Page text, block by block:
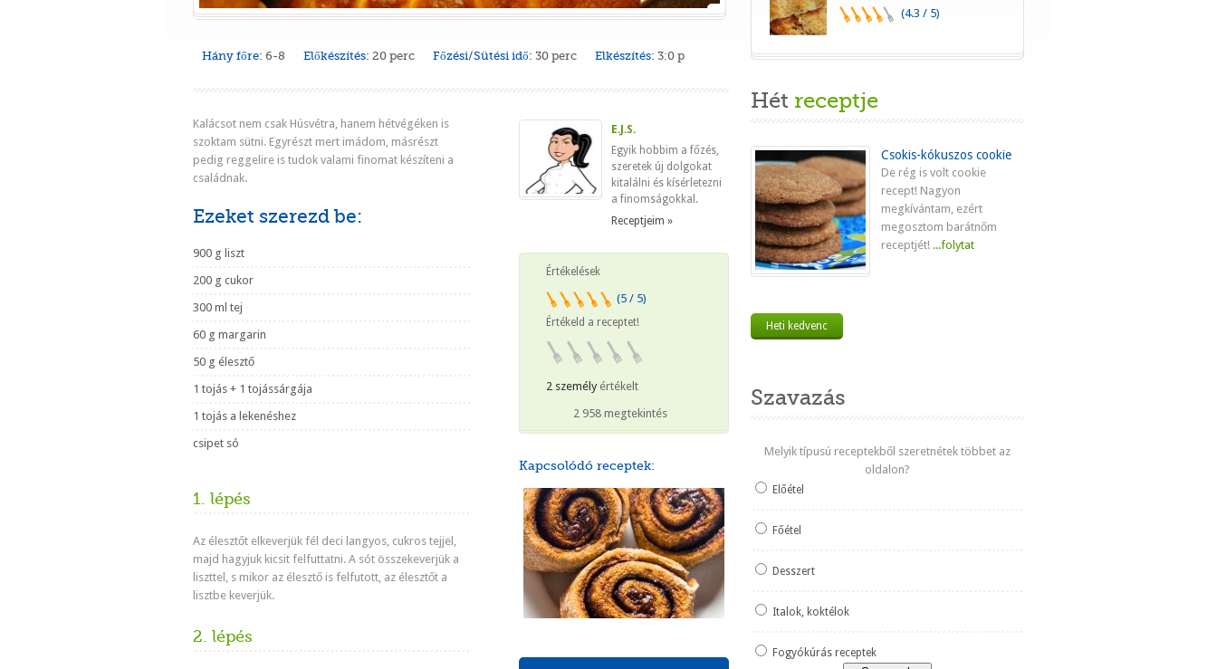
Hány főre: 6-8 Előkészítés: 20 perc Főzési/Sütési idő: 30 perc Elkészítés: 3:0 p
Kalácsot nem csak Húsvétra, hanem hétvégéken is
szoktam sütni. Egyrészt mert imádom, másrészt
pedig reggelire is tudok valami finomat készíteni a
családnak.
Ezeket szerezd be:
900 g liszt
200 g cukor
300 ml tej
60 g margarin
50 g élesztő
1 tojás + 1 tojássárgája
1 tojás a lekenéshez
csipet só
1. lépés
Az élesztőt elkeverjük fél deci langyos, cukros tejjel,
majd hagyjuk kicsit felfuttatni. A sót összekeverjük a
liszttel, s mikor az élesztő is felfutott, az élesztőt a
lisztbe keverjük.
2. lépés
E.J.S.
Egyik hobbim a főzés,
szeretek új dolgokat
kitalálni és kísérletezni
a finomságokkal.
Receptjeim »
Értékelések
(5 / 5)
Értékeld a receptet!
2 személyértékelt
2 958 megtekintés
Kapcsolódó receptek:
(4.3 / 5)
Hét receptje
Csokis-kókuszos cookie
De rég is volt cookie
recept! Nagyon
megkívántam, ezért
megosztom barátnőm
receptjét! ...folytat
Heti kedvenc
Szavazás
Melyik típusú receptekből szeretnétek többet az
oldalon?
Előétel
Főétel
Desszert
Italok, koktélok
Fogyókúrás receptek